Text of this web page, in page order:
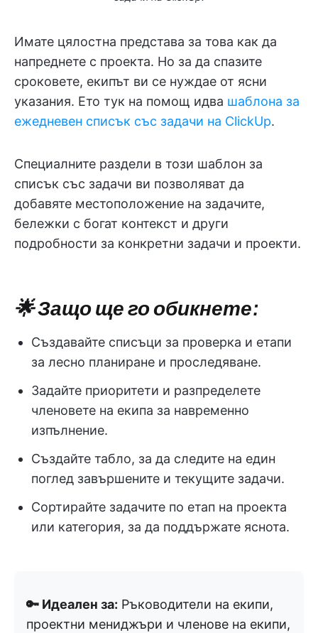
Имате цялостна представа за това как да
напреднете с проекта. Но за да спазите
сроковете, екипът ви се нуждае от ясни
указания. Ето тук на помощ идва шаблона за
ежедневен списък със задачи на ClickUp.
Специалните раздели в този шаблон за
списък със задачи ви позволяват да
добавяте местоположение на задачите,
бележки с богат контекст и други
подробности за конкретни задачи и проекти.
🌟 Защо ще го обикнете:
Създавайте списъци за проверка и етапи
за лесно планиране и проследяване.
Задайте приоритети и разпределете
членовете на екипа за навременно
изпълнение.
Създайте табло, за да следите на един
поглед завършените и текущите задачи.
Сортирайте задачите по етап на проекта
или категория, за да поддържате яснота.
🔑 Идеален за: Ръководители на екипи,
проектни мениджъри и членове на екипи,